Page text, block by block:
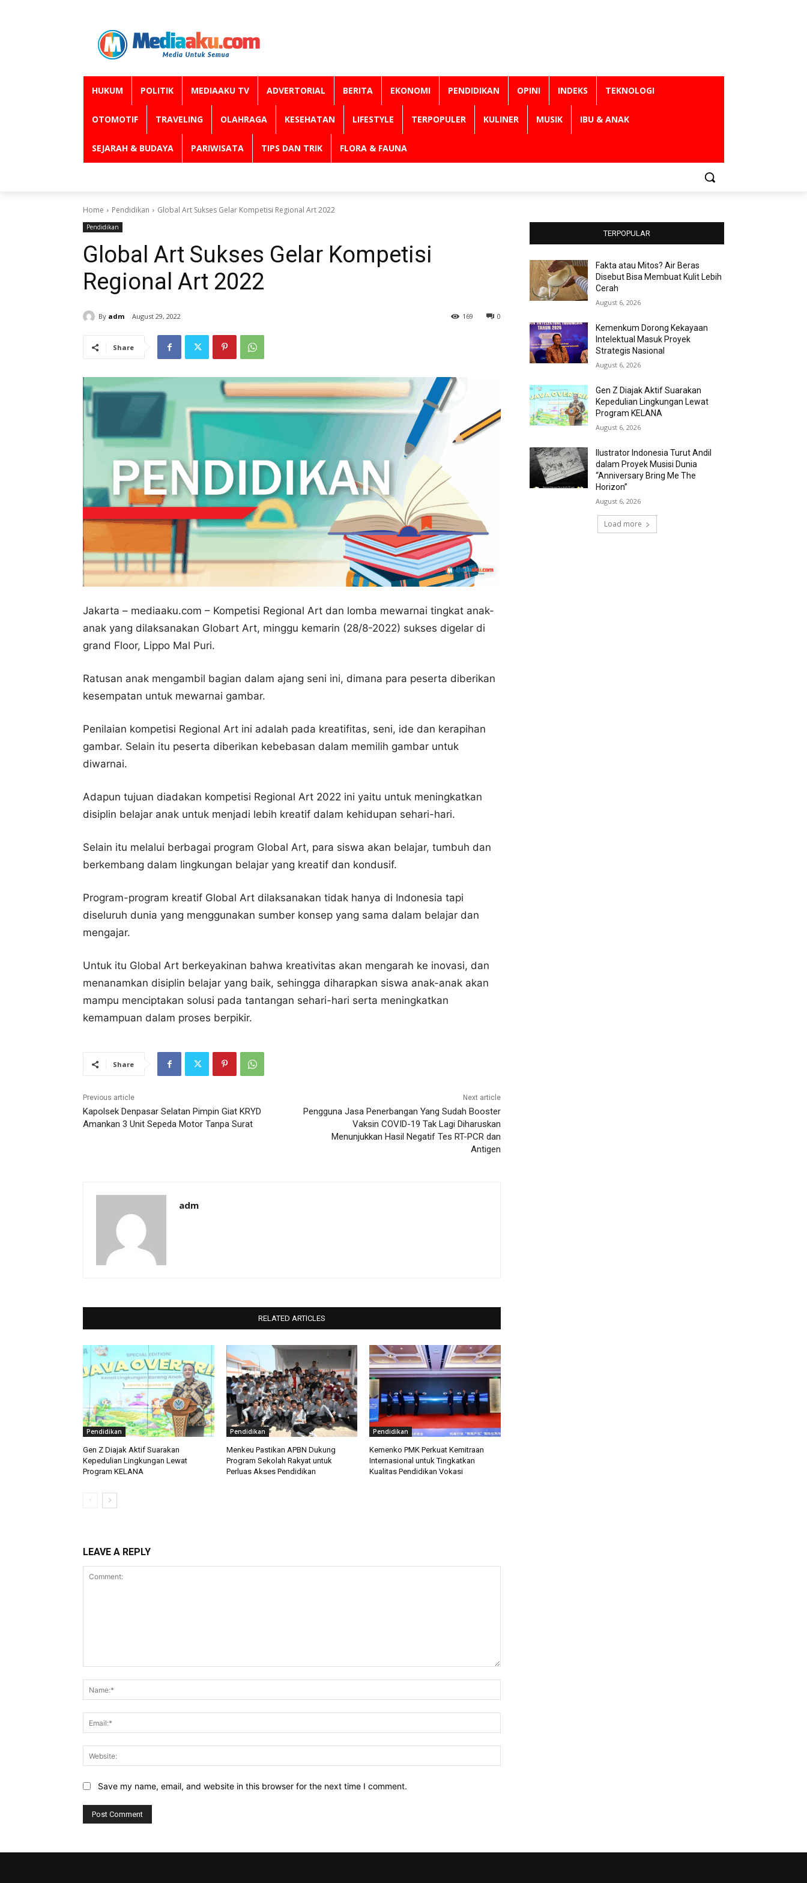
HUKUM POLITIK MEDIAAKU TV ADVERTORIAL BERITA EKONOMI PENDIDIKAN OPINI INDEKS TEKNOLOGI
OTOMOTIF TRAVELING OLAHRAGA KESEHATAN LIFESTYLE TERPOPULER KULINER MUSIK IBU & ANAK
SEJARAH & BUDAYA PARIWISATA TIPS DAN TRIK FLORA & FAUNA
Home Pendidikan Global Art Sukses Gelar Kompetisi Regional Art 2022
Pendidikan
Global Art Sukses Gelar Kompetisi
Regional Art 2022
By adm August 29, 2022 0
169
Share
Jakarta – mediaaku.com – Kompetisi Regional Art dan lomba mewarnai tingkat anak-
anak yang dilaksanakan Globart Art, minggu kemarin (28/8-2022) sukses digelar di
grand Floor, Lippo Mal Puri.
Ratusan anak mengambil bagian dalam ajang seni ini, dimana para peserta diberikan
kesempatan untuk mewarnai gambar.
Penilaian kompetisi Regional Art ini adalah pada kreatifitas, seni, ide dan kerapihan
gambar. Selain itu peserta diberikan kebebasan dalam memilih gambar untuk
diwarnai.
Adapun tujuan diadakan kompetisi Regional Art 2022 ini yaitu untuk meningkatkan
disiplin belajar anak untuk menjadi lebih kreatif dalam kehidupan sehari-hari.
Selain itu melalui berbagai program Global Art, para siswa akan belajar, tumbuh dan
berkembang dalam lingkungan belajar yang kreatif dan kondusif.
Program-program kreatif Global Art dilaksanakan tidak hanya di Indonesia tapi
diseluruh dunia yang menggunakan sumber konsep yang sama dalam belajar dan
mengajar.
Untuk itu Global Art berkeyakinan bahwa kreativitas akan mengarah ke inovasi, dan
menanamkan disiplin belajar yang baik, sehingga diharapkan siswa anak-anak akan
mampu menciptakan solusi pada tantangan sehari-hari serta meningkatkan
kemampuan dalam proses berpikir.
Share
Previous article
Kapolsek Denpasar Selatan Pimpin Giat KRYD
Amankan 3 Unit Sepeda Motor Tanpa Surat
Next article
Pengguna Jasa Penerbangan Yang Sudah Booster
Vaksin COVID-19 Tak Lagi Diharuskan
Menunjukkan Hasil Negatif Tes RT-PCR dan
Antigen
adm
RELATED ARTICLES
Pendidikan
Gen Z Diajak Aktif Suarakan
Kepedulian Lingkungan Lewat
Program KELANA
Pendidikan
Menkeu Pastikan APBN Dukung
Program Sekolah Rakyat untuk
Perluas Akses Pendidikan
Pendidikan
Kemenko PMK Perkuat Kemitraan
Internasional untuk Tingkatkan
Kualitas Pendidikan Vokasi
LEAVE A REPLY
Save my name, email, and website in this browser for the next time I comment.
TERPOPULAR
Fakta atau Mitos? Air Beras
Disebut Bisa Membuat Kulit Lebih
Cerah
August 6, 2026
Kemenkum Dorong Kekayaan
Intelektual Masuk Proyek
Strategis Nasional
August 6, 2026
Gen Z Diajak Aktif Suarakan
Kepedulian Lingkungan Lewat
Program KELANA
August 6, 2026
Ilustrator Indonesia Turut Andil
dalam Proyek Musisi Dunia
“Anniversary Bring Me The
Horizon”
August 6, 2026
Load more